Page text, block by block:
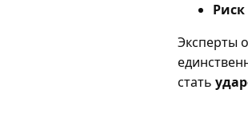
Риск
Эксперты
стать